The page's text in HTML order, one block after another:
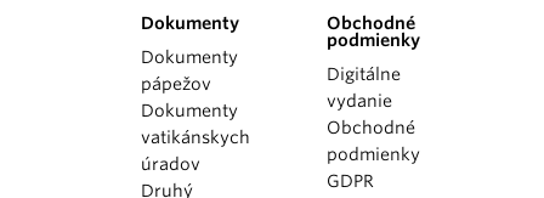
Dokumenty
Dokumenty
pápežov
Dokumenty
vatikánskych
úradov
Druhý
Obchodné
podmienky
Digitálne
vydanie
Obchodné
podmienky
GDPR